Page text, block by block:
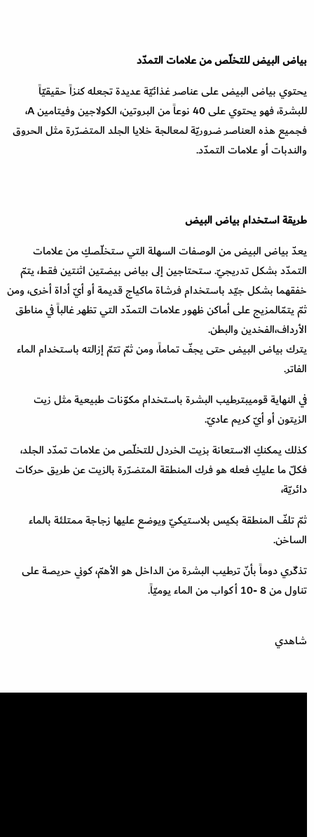
بياض البيض للتخلّص من علامات التمدّد
يحتوي بياض البيض على عناصر غذائيّة عديدة تجعله كنزاً حقيقيّاً
للبشرة، فهو يحتوي على 40 نوعاً من البروتين، الكولاجين وفيتامين A،
فجميع هذه العناصر ضروريّة لمعالجة خلايا الجلد المتضرّرة مثل الحروق
والندبات أو علامات التمدّد.
طريقة استخدام بياض البيض
يعدّ بياض البيض من الوصفات السهلة التي ستخلّصكِ من علامات
التمدّد بشكل تدريجيّ. ستحتاجين إلى بياض بيضتين اثنتين فقط، يتمّ
خفقهما بشكل جيّد باستخدام فرشاة ماكياج قديمة أو أيّ أداة أخرى، ومن
ثمّ يتمّالمزيج على أماكن ظهور علامات التمدّد التي تظهر غالباً في مناطق
الأرداف،الفخدين والبطن.
يترك بياض البيض حتى يجفّ تماماً، ومن ثمّ تتمّ إزالته باستخدام الماء
الفاتر.
في النهاية قوميبترطيب البشرة باستخدام مكوّنات طبيعية مثل زيت
الزيتون أو أيّ كريم عاديّ.
كذلك يمكنكِ الاستعانة بزيت الخردل للتخلّص من علامات تمدّد الجلد،
فكلّ ما عليكِ فعله هو فرك المنطقة المتضرّرة بالزيت عن طريق حركات
دائريّة،
ثمّ تلفّ المنطقة بكيس بلاستيكيّ ويوضع عليها زجاجة ممتلئة بالماء
الساخن.
تذكّري دوماً بأنّ ترطيب البشرة من الداخل هو الأهمّ، كوني حريصة على
تناول من 8 -10 أكواب من الماء يوميّاً.
شاهدي